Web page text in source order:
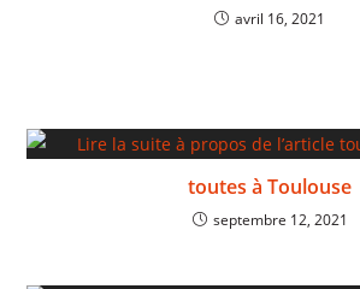
avril 16, 2021
toutes à Toulouse
septembre 12, 2021